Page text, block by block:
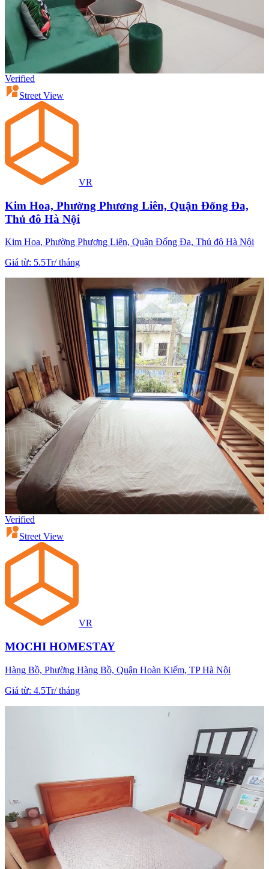
Verified
Street View
VR
Kim Hoa, Phường Phương Liên, Quận Đống Đa,
Thủ đô Hà Nội
Kim Hoa, Phường Phương Liên, Quận Đống Đa, Thủ đô Hà Nội
Giá từ: 5.5Tr/tháng
Verified
Street View
VR
MOCHI HOMESTAY
Hàng Bồ, Phường Hàng Bồ, Quận Hoàn Kiếm, TP Hà Nội
Giá từ: 4.5Tr/tháng